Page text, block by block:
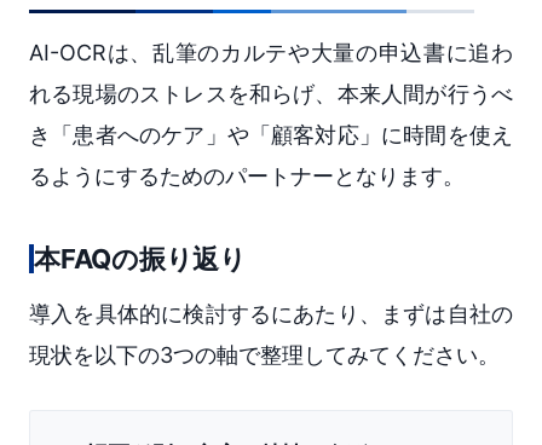
AI-OCRは、乱筆のカルテや大量の申込書に追わ
れる現場のストレスを和らげ、本来人間が行うべ
き「患者へのケア」や「顧客対応」に時間を使え
るようにするためのパートナーとなります。
本FAQの振り返り
導入を具体的に検討するにあたり、まずは自社の
現状を以下の3つの軸で整理してみてください。